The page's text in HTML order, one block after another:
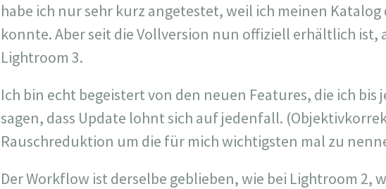
habe ich nur sehr kurz angetestet, weil ich meinen
konnte. Aber seit die Vollversion nun offiziell erhältlich ist,
Lightroom 3.
Ich bin echt begeistert von den neuen Features, die ich
sagen, dass Update lohnt sich auf jedenfall.
Rauschreduktion um die für mich wichtigsten mal zu
Der Workflow ist derselbe geblieben, wie bei Lightroom 2,